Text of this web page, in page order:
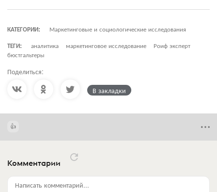
КАТЕГОРИИ:
Маркетинговые и социологические исследования
ТЕГИ:
аналитика маркетинговое исследование
Роиф эксперт
бюстгальтеры
Поделиться:
В закладки
Комментарии
Написать комментарий...